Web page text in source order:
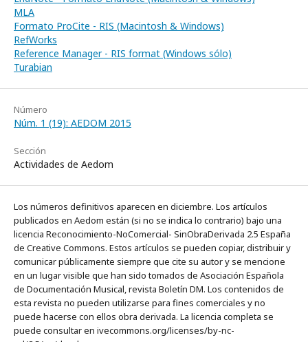
MLA
Formato ProCite - RIS (Macintosh & Windows)
RefWorks
Reference Manager - RIS format (Windows sólo)
Turabian
Número
Núm. 1 (19): AEDOM 2015
Sección
Actividades de Aedom
Los números definitivos aparecen en diciembre. Los artículos
publicados en Aedom están (si no se indica lo contrario) bajo una
licencia Reconocimiento-NoComercial- SinObraDerivada 2.5 España
de Creative Commons. Estos artículos se pueden copiar, distribuir y
comunicar públicamente siempre que cite su autor y se mencione
en un lugar visible que han sido tomados de Asociación Española
de Documentación Musical, revista Boletín DM. Los contenidos de
esta revista no pueden utilizarse para fines comerciales y no
puede hacerse con ellos obra derivada. La licencia completa se
puede consultar en ivecommons.org/licenses/by-nc-